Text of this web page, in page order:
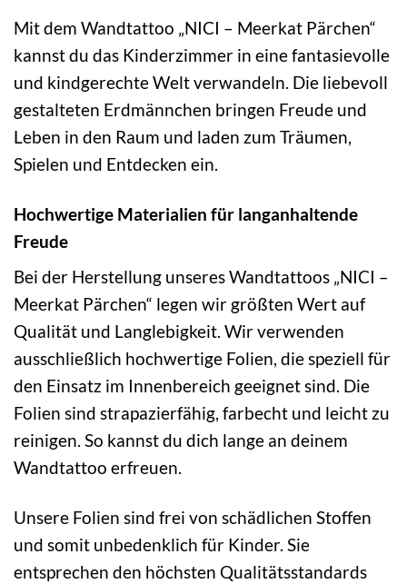
Mit dem Wandtattoo „NICI – Meerkat Pärchen“
kannst du das Kinderzimmer in eine fantasievolle
und kindgerechte Welt verwandeln. Die liebevoll
gestalteten Erdmännchen bringen Freude und
Leben in den Raum und laden zum Träumen,
Spielen und Entdecken ein.
Hochwertige Materialien für langanhaltende
Freude
Bei der Herstellung unseres Wandtattoos „NICI –
Meerkat Pärchen“ legen wir größten Wert auf
Qualität und Langlebigkeit. Wir verwenden
ausschließlich hochwertige Folien, die speziell für
den Einsatz im Innenbereich geeignet sind. Die
Folien sind strapazierfähig, farbecht und leicht zu
reinigen. So kannst du dich lange an deinem
Wandtattoo erfreuen.
Unsere Folien sind frei von schädlichen Stoffen
und somit unbedenklich für Kinder. Sie
entsprechen den höchsten Qualitätsstandards